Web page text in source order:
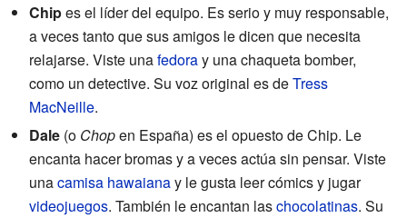
Chipes el líder del equipo. Es serio y muy responsable,
a veces tanto que sus amigos le dicen que necesita
relajarse. Viste unafedoray una chaqueta bomber,
como un detective. Su voz original es deTress
MacNeille.
Dale (o Chopen España) es el opuesto de Chip. Le
encanta hacer bromas y a veces actúa sin pensar. Viste
unacamisa hawaianay le gusta leer cómics y jugar
videojuegos. También le encantan laschocolatinas. Su